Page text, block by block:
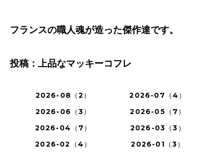
フランスの職人魂が造った傑作達です。
投稿：上品なマッキーコフレ
2026-08（2）
2026-07（4）
2026-06（3）
2026-05（7）
2026-04（7）
2026-03（3）
2026-02（4）
2026-01（3）